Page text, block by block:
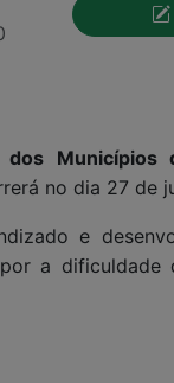
dos Municípios
no dia 27 de
e
a dificuldade